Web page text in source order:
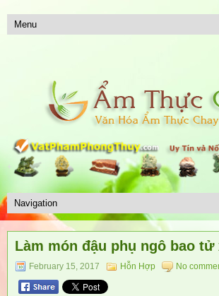
Làm món đậu phụ ngô bao tử
February 15, 2017 Hỗn Hợp No